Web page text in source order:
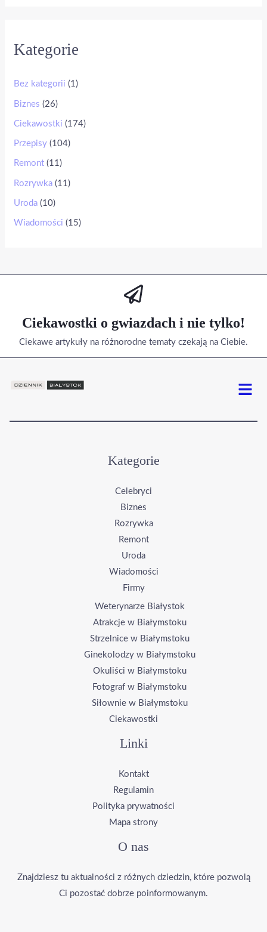
Kategorie
Bez kategorii (1)
Biznes (26)
Ciekawostki (174)
Przepisy (104)
Remont (11)
Rozrywka (11)
Uroda (10)
Wiadomości (15)
Ciekawostki o gwiazdach i nie tylko!
Ciekawe artykuły na różnorodne tematy czekają na Ciebie.
Menu
Kategorie
Celebryci
Biznes
Rozrywka
Remont
Uroda
Wiadomości
Firmy
Weterynarze Białystok
Atrakcje w Białymstoku
Strzelnice w Białymstoku
Ginekolodzy w Białymstoku
Okuliści w Białymstoku
Fotograf w Białymstoku
Siłownie w Białymstoku
Ciekawostki
Linki
Kontakt
Regulamin
Polityka prywatności
Mapa strony
O nas
Znajdziesz tu aktualności z różnych dziedzin, które pozwolą
Ci pozostać dobrze poinformowanym.